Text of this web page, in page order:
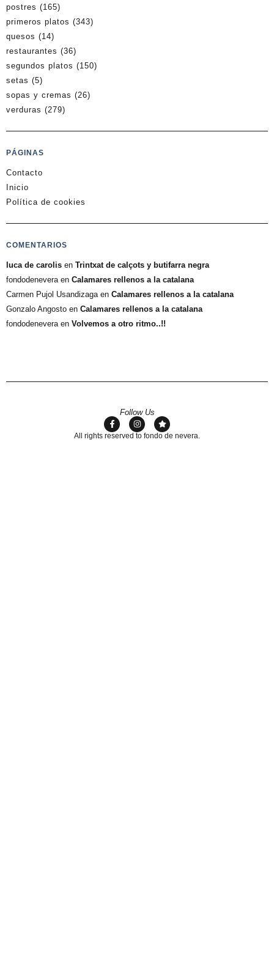
postres (165)
primeros platos (343)
quesos (14)
restaurantes (36)
segundos platos (150)
setas (5)
sopas y cremas (26)
verduras (279)
PÁGINAS
Contacto
Inicio
Política de cookies
COMENTARIOS
luca de carolis en Trintxat de calçots y butifarra negra
fondodenevera en Calamares rellenos a la catalana
Carmen Pujol Usandizaga en Calamares rellenos a la catalana
Gonzalo Angosto en Calamares rellenos a la catalana
fondodenevera en Volvemos a otro ritmo..!!
Follow Us
All rights reserved to fondo de nevera.